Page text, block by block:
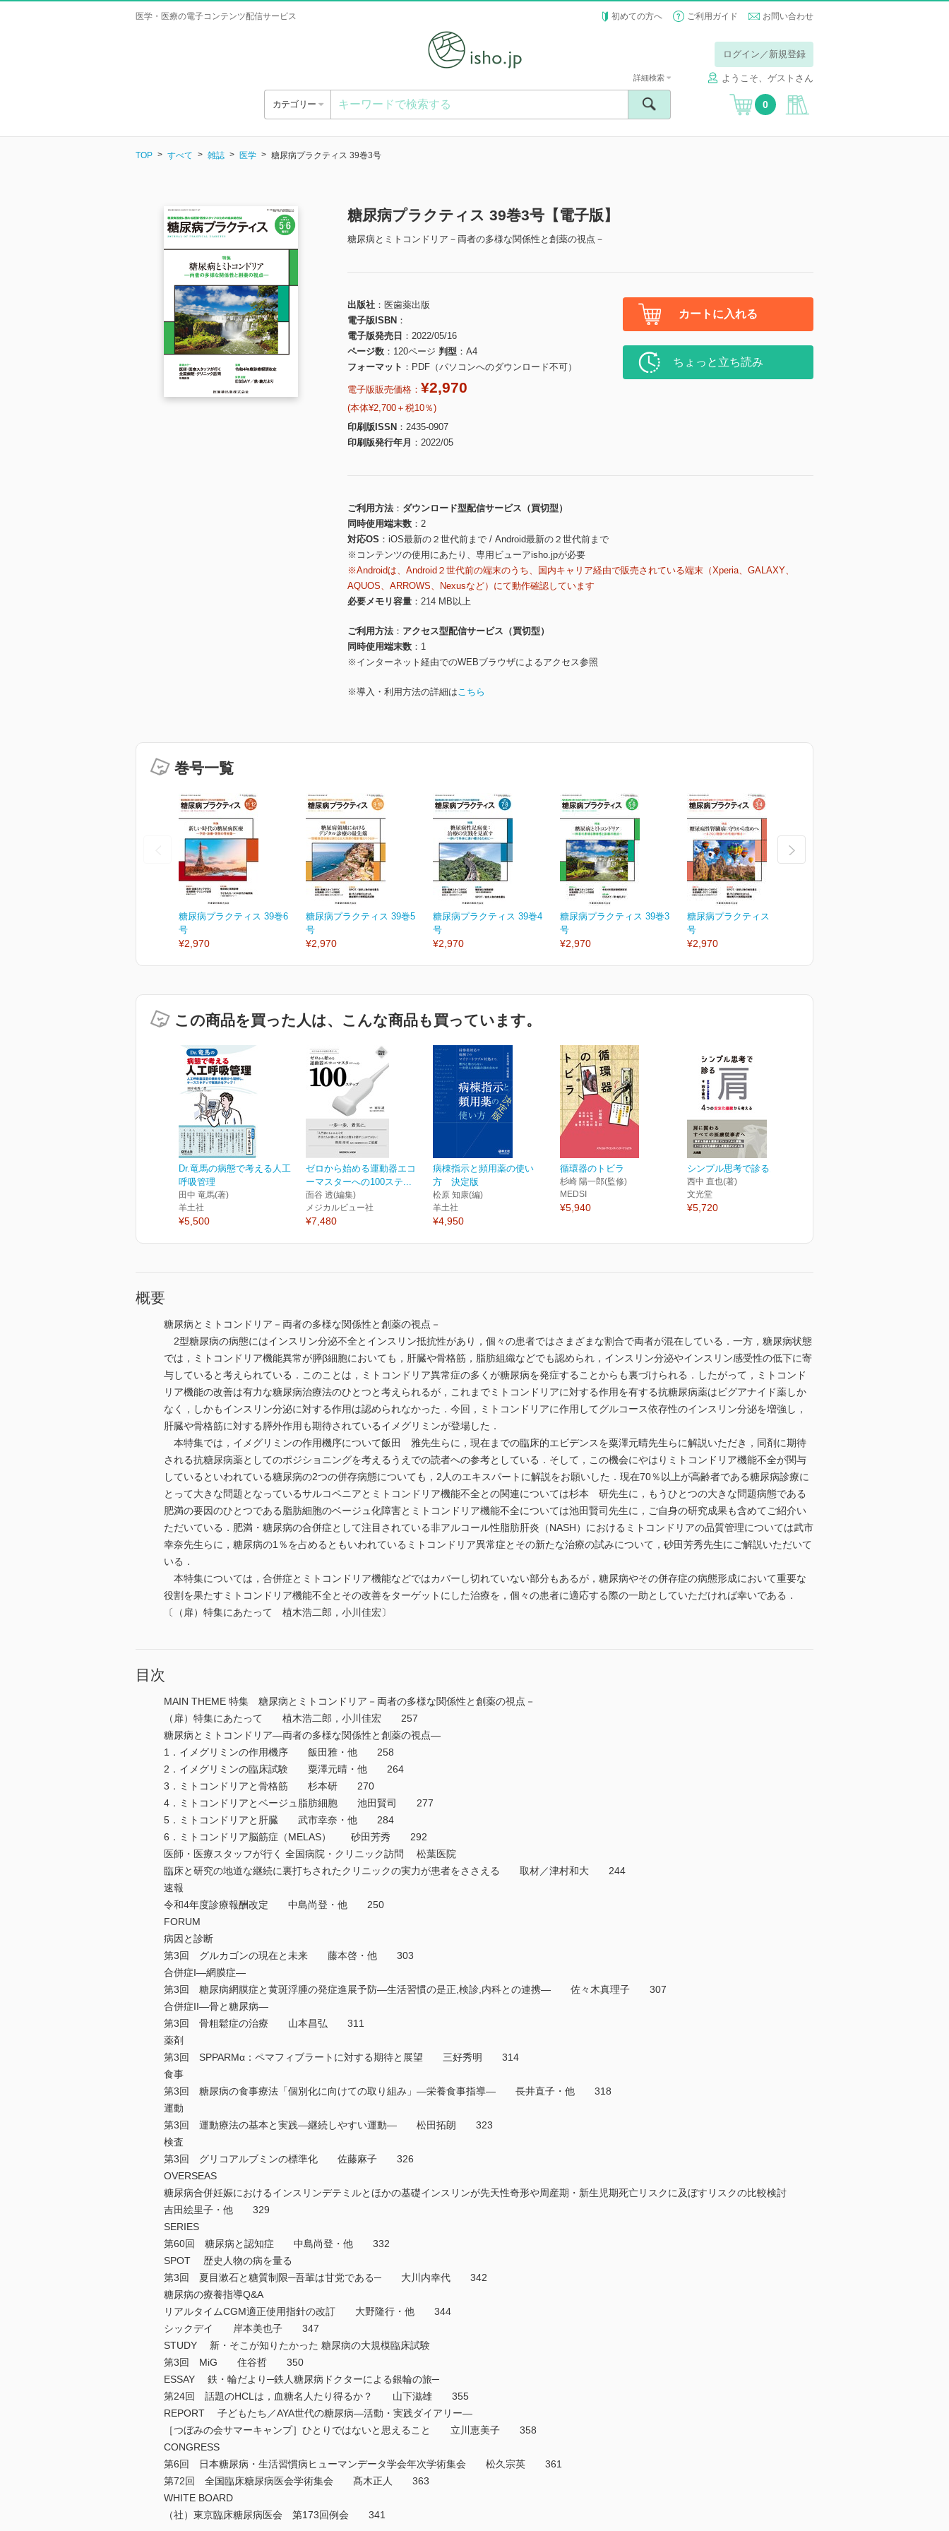
医学・医療の電子コンテンツ配信サービス 初めての方へ ご利用ガイド お問い合わせ
ログイン／新規登録
ようこそ、ゲストさん
カテゴリー
詳細検索
0
TOP すべて 雑誌 医学 糖尿病プラクティス 39巻3号
糖尿病プラクティス 39巻3号【電子版】
糖尿病とミトコンドリア－両者の多様な関係性と創薬の視点－
出版社
医歯薬出版
電子版ISBN
電子版発売日
2022/05/16
ページ数
120ページ 判型
A4
フォーマット
PDF（パソコンへのダウンロード不可）
電子版販売価格： ¥2,970
(本体¥2,700＋税10％)
印刷版ISSN
2435-0907
印刷版発行年月
2022/05
カートに入れる
ちょっと立ち読み
ご利用方法
ダウンロード型配信サービス（買切型）
同時使用端末数
2
対応OS
iOS最新の２世代前まで / Android最新の２世代前まで
※コンテンツの使用にあたり、専用ビューアisho.jpが必要
※Androidは、Android２世代前の端末のうち、国内キャリア経由で販売されている端末（Xperia、GALAXY、
AQUOS、ARROWS、Nexusなど）にて動作確認しています
必要メモリ容量
214 MB以上
ご利用方法
アクセス型配信サービス（買切型）
同時使用端末数
1
※インターネット経由でのWEBブラウザによるアクセス参照
※導入・利用方法の詳細はこちら
巻号一覧
糖尿病プラクティス 39巻6
号
¥2,970
糖尿病プラクティス 39巻5
号
¥2,970
糖尿病プラクティス 39巻4
号
¥2,970
糖尿病プラクティス 39巻3
号
¥2,970
糖尿病プラクティス 39巻2
号
¥2,970
この商品を買った人は、こんな商品も買っています。
Dr.竜馬の病態で考える人工
呼吸管理
田中 竜馬(著)
羊土社
¥5,500
ゼロから始める運動器エコ
ーマスターへの100ステ...
面谷 透(編集)
メジカルビュー社
¥7,480
病棟指示と頻用薬の使い
方 決定版
松原 知康(編)
羊土社
¥4,950
循環器のトビラ
杉崎 陽一郎(監修)
MEDSI
¥5,940
シンプル思考で診る肩
西中 直也(著)
文光堂
¥5,720
概要
糖尿病とミトコンドリア－両者の多様な関係性と創薬の視点－
2型糖尿病の病態にはインスリン分泌不全とインスリン抵抗性があり，個々の患者ではさまざまな割合で両者が混在している．一方，糖尿病状態
では，ミトコンドリア機能異常が膵β細胞においても，肝臓や骨格筋，脂肪組織などでも認められ，インスリン分泌やインスリン感受性の低下に寄
与していると考えられている．このことは，ミトコンドリア異常症の多くが糖尿病を発症することからも裏づけられる．したがって，ミトコンド
リア機能の改善は有力な糖尿病治療法のひとつと考えられるが，これまでミトコンドリアに対する作用を有する抗糖尿病薬はビグアナイド薬しか
なく，しかもインスリン分泌に対する作用は認められなかった．今回，ミトコンドリアに作用してグルコース依存性のインスリン分泌を増強し，
肝臓や骨格筋に対する膵外作用も期待されているイメグリミンが登場した．
本特集では，イメグリミンの作用機序について飯田 雅先生らに，現在までの臨床的エビデンスを粟澤元晴先生らに解説いただき，同剤に期待
される抗糖尿病薬としてのポジショニングを考えるうえでの読者への参考としている．そして，この機会にやはりミトコンドリア機能不全が関与
しているといわれている糖尿病の2つの併存病態についても，2人のエキスパートに解説をお願いした．現在70％以上が高齢者である糖尿病診療に
とって大きな問題となっているサルコペニアとミトコンドリア機能不全との関連については杉本 研先生に，もうひとつの大きな問題病態である
肥満の要因のひとつである脂肪細胞のベージュ化障害とミトコンドリア機能不全については池田賢司先生に，ご自身の研究成果も含めてご紹介い
ただいている．肥満・糖尿病の合併症として注目されている非アルコール性脂肪肝炎（NASH）におけるミトコンドリアの品質管理については武市
幸奈先生らに，糖尿病の1％を占めるともいわれているミトコンドリア異常症とその新たな治療の試みについて，砂田芳秀先生にご解説いただいて
いる．
本特集については，合併症とミトコンドリア機能などではカバーし切れていない部分もあるが，糖尿病やその併存症の病態形成において重要な
役割を果たすミトコンドリア機能不全とその改善をターゲットにした治療を，個々の患者に適応する際の一助としていただければ幸いである．
〔（扉）特集にあたって 植木浩二郎，小川佳宏〕
目次
MAIN THEME 特集 糖尿病とミトコンドリア－両者の多様な関係性と創薬の視点－
（扉）特集にあたって 植木浩二郎，小川佳宏 257
糖尿病とミトコンドリア―両者の多様な関係性と創薬の視点―
1．イメグリミンの作用機序 飯田雅・他 258
2．イメグリミンの臨床試験 粟澤元晴・他 264
3．ミトコンドリアと骨格筋 杉本研 270
4．ミトコンドリアとベージュ脂肪細胞 池田賢司 277
5．ミトコンドリアと肝臓 武市幸奈・他 284
6．ミトコンドリア脳筋症（MELAS） 砂田芳秀 292
医師・医療スタッフが行く 全国病院・クリニック訪問 松葉医院
臨床と研究の地道な継続に裏打ちされたクリニックの実力が患者をささえる 取材／津村和大 244
速報
令和4年度診療報酬改定 中島尚登・他 250
FORUM
病因と診断
第3回 グルカゴンの現在と未来 藤本啓・他 303
合併症I―網膜症―
第3回 糖尿病網膜症と黄斑浮腫の発症進展予防―生活習慣の是正,検診,内科との連携― 佐々木真理子 307
合併症II―骨と糖尿病―
第3回 骨粗鬆症の治療 山本昌弘 311
薬剤
第3回 SPPARMα：ペマフィブラートに対する期待と展望 三好秀明 314
食事
第3回 糖尿病の食事療法「個別化に向けての取り組み」―栄養食事指導― 長井直子・他 318
運動
第3回 運動療法の基本と実践―継続しやすい運動― 松田拓朗 323
検査
第3回 グリコアルブミンの標準化 佐藤麻子 326
OVERSEAS
糖尿病合併妊娠におけるインスリンデテミルとほかの基礎インスリンが先天性奇形や周産期・新生児期死亡リスクに及ぼすリスクの比較検討
吉田絵里子・他 329
SERIES
第60回 糖尿病と認知症 中島尚登・他 332
SPOT 歴史人物の病を量る
第3回 夏目漱石と糖質制限─吾輩は甘党である─ 大川内幸代 342
糖尿病の療養指導Q&A
リアルタイムCGM適正使用指針の改訂 大野隆行・他 344
シックデイ 岸本美也子 347
STUDY 新・そこが知りたかった 糖尿病の大規模臨床試験
第3回 MiG 住谷哲 350
ESSAY 鉄・輪だより─鉄人糖尿病ドクターによる銀輪の旅─
第24回 話題のHCLは，血糖名人たり得るか？ 山下滋雄 355
REPORT 子どもたち／AYA世代の糖尿病―活動・実践ダイアリー―
［つぼみの会サマーキャンプ］ひとりではないと思えること 立川恵美子 358
CONGRESS
第6回 日本糖尿病・生活習慣病ヒューマンデータ学会年次学術集会 松久宗英 361
第72回 全国臨床糖尿病医会学術集会 髙木正人 363
WHITE BOARD
（社）東京臨床糖尿病医会 第173回例会 341